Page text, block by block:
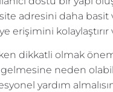
adresini daha basit
erişimini kolaylaştırır
dikkatli olmak
neden
yardım